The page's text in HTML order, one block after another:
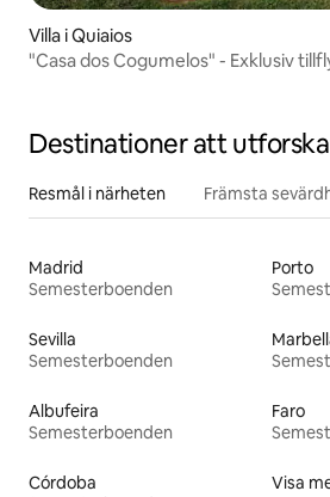
Villa i Quiaios
"Casa dos Cogumelos" - Exklusiv
Destinationer att utforska
Resmål i närheten Främsta
Madrid
Semesterboenden
Porto
Sevilla
Semesterboenden
Albufeira
Semesterboenden
Faro
Córdoba
Visa